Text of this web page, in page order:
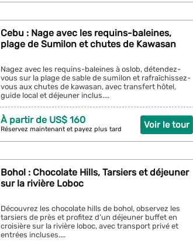
Cebu : Nage avec les requins-baleines,
plage de Sumilon et chutes de Kawasan
Nagez avec les requins-baleines à oslob, détendez-
vous sur la plage de sable de sumilon et rafraîchissez-
vous aux chutes de kawasan, avec transfert hôtel,
guide local et déjeuner inclus....
Voir le tour
À partir de US$ 160
Réservez maintenant et payez plus tard
Bohol : Chocolate Hills, Tarsiers et déjeuner
sur la rivière Loboc
Découvrez les chocolate hills de bohol, observez les
tarsiers de près et profitez d’un déjeuner buffet en
croisière sur la rivière loboc, avec transport privé et
entrées incluses....